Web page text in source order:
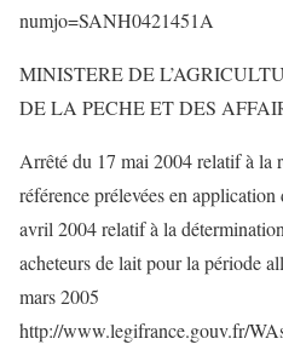
numjo=SANH0421451A
MINISTERE DE
DE LA PECHE ET DES
Arrêté du 17 mai 2004 relatif à la
référence prélevées en
avril 2004 relatif à la
acheteurs de lait pour la période
mars 2005
http://www.legifrance.gouv.fr/